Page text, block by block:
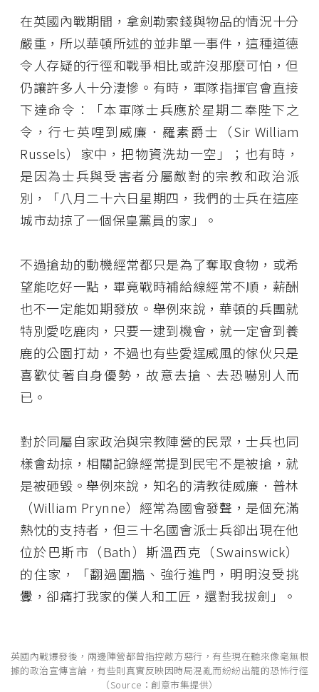
在英國內戰期間，拿劍勒索錢與物品的情況十分
嚴重，所以華頓所述的並非單一事件，這種道德
令人存疑的行徑和戰爭相比或許沒那麼可怕，但
仍讓許多人十分淒慘。有時，軍隊指揮官會直接
下達命令：「本軍隊士兵應於星期二奉陛下之
令，行七英哩到威廉．羅素爵士（Sir William
Russels）家中，把物資洗劫一空」；也有時，
是因為士兵與受害者分屬敵對的宗教和政治派
別，「八月二十六日星期四，我們的士兵在這座
城市劫掠了一個保皇黨員的家」。
不過搶劫的動機經常都只是為了奪取食物，或希
望能吃好一點，畢竟戰時補給線經常不順，薪酬
也不一定能如期發放。舉例來說，華頓的兵團就
特別愛吃鹿肉，只要一逮到機會，就一定會到養
鹿的公園打劫，不過也有些愛逞威風的傢伙只是
喜歡仗著自身優勢，故意去搶、去恐嚇別人而
已。
對於同屬自家政治與宗教陣營的民眾，士兵也同
樣會劫掠，相關記錄經常提到民宅不是被搶，就
是被砸毀。舉例來說，知名的清教徒威廉．普林
（William Prynne）經常為國會發聲，是個充滿
熱忱的支持者，但三十名國會派士兵卻出現在他
位於巴斯市（Bath）斯溫西克（Swainswick）
的住家，「翻過圍牆、強行進門，明明沒受挑
釁，卻痛打我家的僕人和工匠，還對我拔劍」。
英國內戰爆發後，兩邊陣營都曾指控敵方惡行，有些現在聽來像毫無根
據的政治宣傳言論，有些則真實反映因時局混亂而紛紛出籠的恐怖行徑
（Source：創意市集提供）